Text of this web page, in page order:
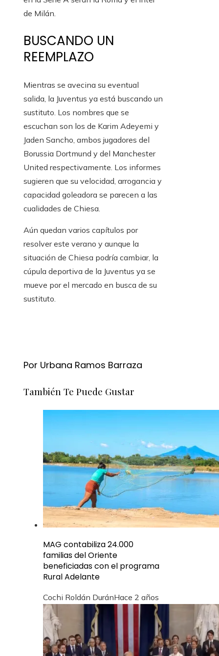
de Milán.
BUSCANDO UN
REEMPLAZO
Mientras se avecina su eventual
salida, la Juventus ya está buscando un
sustituto. Los nombres que se
escuchan son los de Karim Adeyemi y
Jaden Sancho, ambos jugadores del
Borussia Dortmund y del Manchester
United respectivamente. Los informes
sugieren que su velocidad, arrogancia y
capacidad goleadora se parecen a las
cualidades de Chiesa.
Aún quedan varios capítulos por
resolver este verano y aunque la
situación de Chiesa podría cambiar, la
cúpula deportiva de la Juventus ya se
mueve por el mercado en busca de su
sustituto.
Por Urbana Ramos Barraza
También Te Puede Gustar
MAG contabiliza 24.000
familias del Oriente
beneficiadas con el programa
Rural Adelante
Cochi Roldán DuránHace 2 años